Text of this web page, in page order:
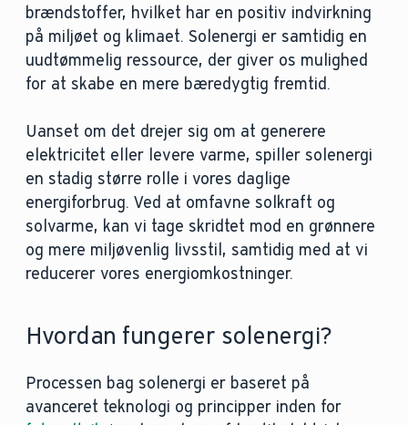
brændstoffer, hvilket har en positiv indvirkning
på miljøet og klimaet. Solenergi er samtidig en
uudtømmelig ressource, der giver os mulighed
for at skabe en mere bæredygtig fremtid.
Uanset om det drejer sig om at generere
elektricitet eller levere varme, spiller solenergi
en stadig større rolle i vores daglige
energiforbrug. Ved at omfavne solkraft og
solvarme, kan vi tage skridtet mod en grønnere
og mere miljøvenlig livsstil, samtidig med at vi
reducerer vores energiomkostninger.
Hvordan fungerer solenergi?
Processen bag solenergi er baseret på
avanceret teknologi og principper inden for